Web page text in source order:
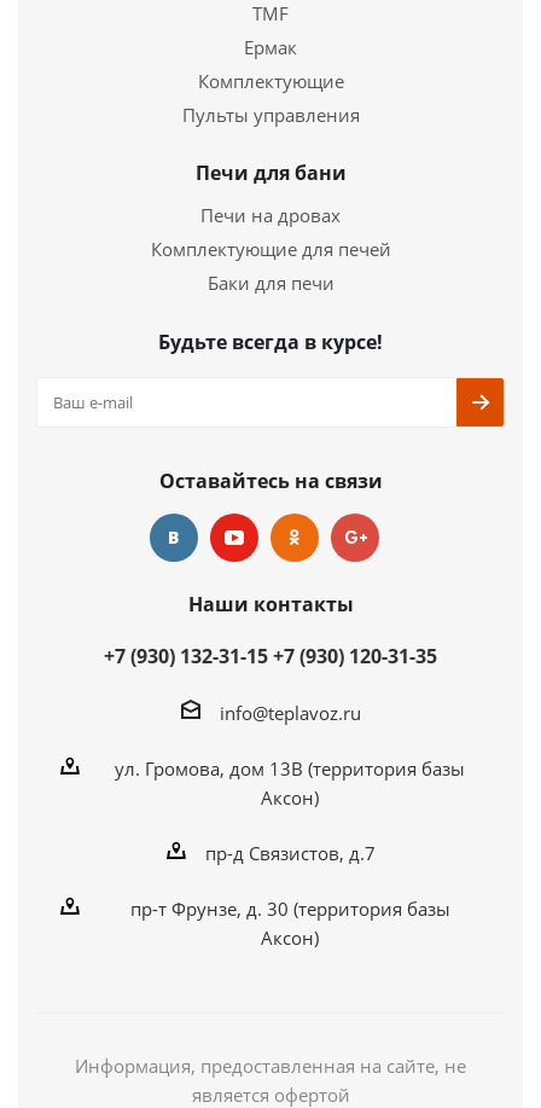
TMF
Ермак
Комплектующие
Пульты управления
Печи для бани
Печи на дровах
Комплектующие для печей
Баки для печи
Будьте всегда в курсе!
Оставайтесь на связи
Наши контакты
+7 (930) 132-31-15+7 (930) 120-31-35
info@teplavoz.ru
ул. Громова, дом 13В (территория базы
Аксон)
пр-д Связистов, д.7
пр-т Фрунзе, д. 30 (территория базы
Аксон)
Информация, предоставленная на сайте, не
является офертой